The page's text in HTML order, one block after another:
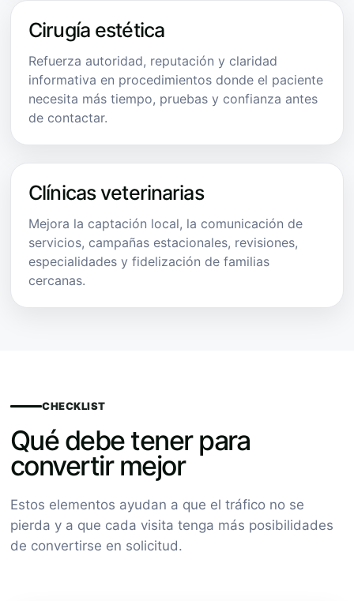
Cirugía estética
Refuerza autoridad, reputación y claridad
informativa en procedimientos donde el paciente
necesita más tiempo, pruebas y confianza antes
de contactar.
Clínicas veterinarias
Mejora la captación local, la comunicación de
servicios, campañas estacionales, revisiones,
especialidades y fidelización de familias
cercanas.
CHECKLIST
Qué debe tener para
convertir mejor
Estos elementos ayudan a que el tráfico no se
pierda y a que cada visita tenga más posibilidades
de convertirse en solicitud.